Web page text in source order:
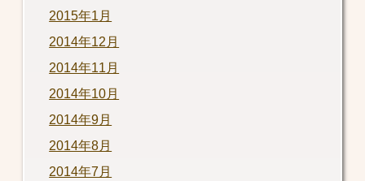
2015年1月
2014年12月
2014年11月
2014年10月
2014年9月
2014年8月
2014年7月